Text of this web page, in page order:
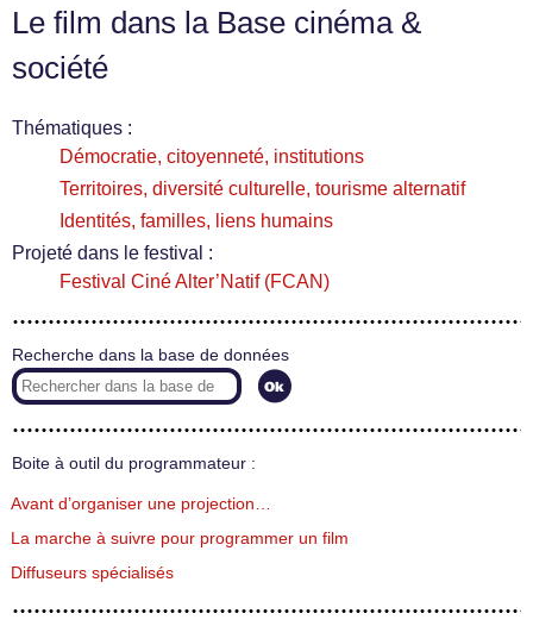
Le film dans la Base cinéma &
société
Thématiques :
Démocratie, citoyenneté, institutions
Territoires, diversité culturelle, tourisme alternatif
Identités, familles, liens humains
Projeté dans le festival :
Festival Ciné Alter’Natif (FCAN)
Recherche dans la base de données
Boite à outil du programmateur :
Avant d’organiser une projection…
La marche à suivre pour programmer un film
Diffuseurs spécialisés